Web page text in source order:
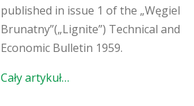
published in issue 1 of the „Węgiel
Brunatny”(„Lignite”) Technical and
Economic Bulletin 1959.
Cały artykuł…